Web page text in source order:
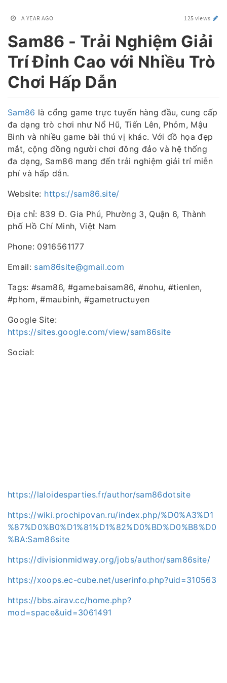
A YEAR AGO 125 views
Sam86 - Trải Nghiệm Giải
Trí Đỉnh Cao với Nhiều Trò
Chơi Hấp Dẫn​
Sam86 là cổng game trực tuyến hàng đầu, cung cấp
đa dạng trò chơi như Nổ Hũ, Tiến Lên, Phỏm, Mậu
Binh và nhiều game bài thú vị khác. Với đồ họa đẹp
mắt, cộng đồng người chơi đông đảo và hệ thống
đa dạng, Sam86 mang đến trải nghiệm giải trí miễn
phí và hấp dẫn.​
Website: https://sam86.site/
Địa chỉ: 839 Đ. Gia Phú, Phường 3, Quận 6, Thành
phố Hồ Chí Minh, Việt Nam
Phone: 0916561177
Email: sam86site@gmail.com
Tags: #sam86, #gamebaisam86, #nohu, #tienlen,
#phom, #maubinh, #gametructuyen​
Google Site:
https://sites.google.com/view/sam86site
Social:
https://laloidesparties.fr/author/sam86dotsite
https://wiki.prochipovan.ru/index.php/%D0%A3%D1
%87%D0%B0%D1%81%D1%82%D0%BD%D0%B8%D0
%BA:Sam86site
https://divisionmidway.org/jobs/author/sam86site/
https://xoops.ec-cube.net/userinfo.php?uid=310563
https://bbs.airav.cc/home.php?
mod=space&uid=3061491